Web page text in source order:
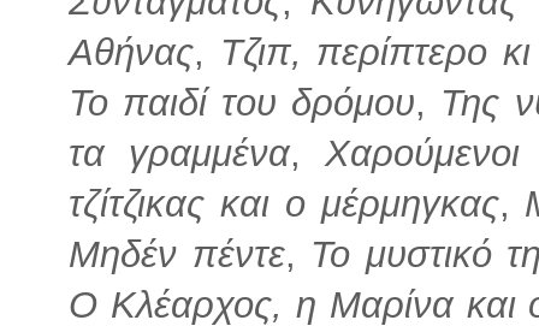
Αθήνας, Τζιπ, περίπτερο
Το παιδί του δρόμου, Της
τα γραμμένα, Χαρούμενοι
τζίτζικας και ο μέρμηγκας,
Μηδέν πέντε, Το μυστικό
Ο Κλέαρχος, η Μαρίνα και